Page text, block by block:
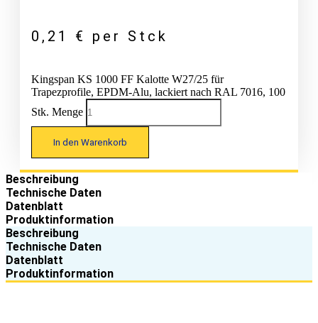
0,21 € per Stck
Kingspan KS 1000 FF Kalotte W27/25 für
Trapezprofile, EPDM-Alu, lackiert nach RAL 7016, 100
Stk. Menge
In den Warenkorb
Beschreibung
Technische Daten
Datenblatt
Produktinformation
Beschreibung
Technische Daten
Datenblatt
Produktinformation